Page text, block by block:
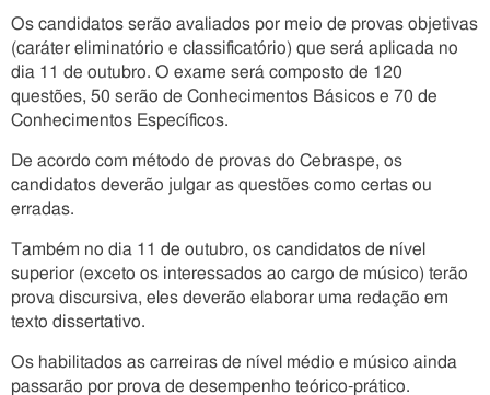
Os candidatos serão avaliados por meio de provas objetivas
(caráter eliminatório e classificatório) que será aplicada no
dia 11 de outubro. O exame será composto de 120
questões, 50 serão de Conhecimentos Básicos e 70 de
Conhecimentos Específicos.
De acordo com método de provas do Cebraspe, os
candidatos deverão julgar as questões como certas ou
erradas.
Também no dia 11 de outubro, os candidatos de nível
superior (exceto os interessados ao cargo de músico) terão
prova discursiva, eles deverão elaborar uma redação em
texto dissertativo.
Os habilitados as carreiras de nível médio e músico ainda
passarão por prova de desempenho teórico-prático.